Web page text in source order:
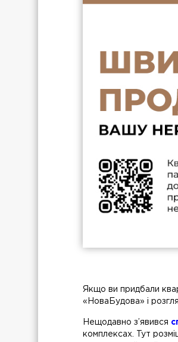
Якщо ви придбали
«НоваБудова» і
Нещодавно з’явився
комплексах. Тут